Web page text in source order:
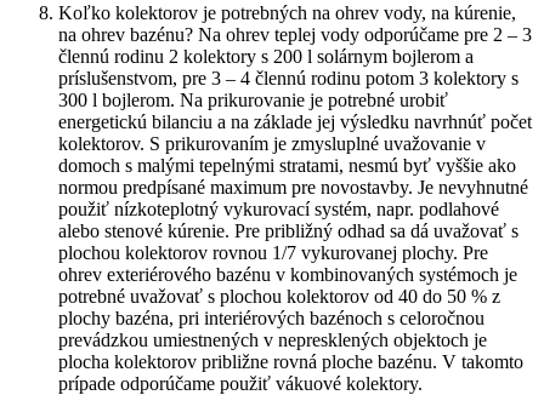
Koľko kolektorov je potrebných na ohrev vody, na kúrenie,
na ohrev bazénu? Na ohrev teplej vody odporúčame pre 2 – 3
člennú rodinu 2 kolektory s 200 l solárnym bojlerom a
príslušenstvom, pre 3 – 4 člennú rodinu potom 3 kolektory s
300 l bojlerom. Na prikurovanie je potrebné urobiť
energetickú bilanciu a na základe jej výsledku navrhnúť počet
kolektorov. S prikurovaním je zmysluplné uvažovanie v
domoch s malými tepelnými stratami, nesmú byť vyššie ako
normou predpísané maximum pre novostavby. Je nevyhnutné
použiť nízkoteplotný vykurovací systém, napr. podlahové
alebo stenové kúrenie. Pre približný odhad sa dá uvažovať s
plochou kolektorov rovnou 1/7 vykurovanej plochy. Pre
ohrev exteriérového bazénu v kombinovaných systémoch je
potrebné uvažovať s plochou kolektorov od 40 do 50 % z
plochy bazéna, pri interiérových bazénoch s celoročnou
prevádzkou umiestnených v nepresklených objektoch je
plocha kolektorov približne rovná ploche bazénu. V takomto
prípade odporúčame použiť vákuové kolektory.